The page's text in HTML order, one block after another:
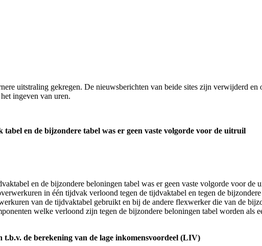
uitstraling gekregen. De nieuwsberichten van beide sites zijn verwijderd en
ingeven van uren.
en de bijzondere tabel was er geen vaste volgorde voor de uitruil
en de bijzondere beloningen tabel was er geen vaste volgorde voor de
in één tijdvak verloond tegen de tijdvaktabel en tegen de
van de tijdvaktabel gebruikt en bij de andere flexwerker die van de
welke verloond zijn tegen de bijzondere beloningen tabel worden als
de berekening van de lage inkomensvoordeel (LIV)